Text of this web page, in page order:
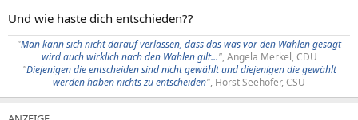
Und wie haste dich entschieden??
"Man kann sich nicht darauf verlassen, dass das was vor den Wahlen gesagt
wird auch wirklich nach den Wahlen gilt...", Angela Merkel, CDU
"Diejenigen die entscheiden sind nicht gewählt und diejenigen die gewählt
werden haben nichts zu entscheiden", Horst Seehofer, CSU​